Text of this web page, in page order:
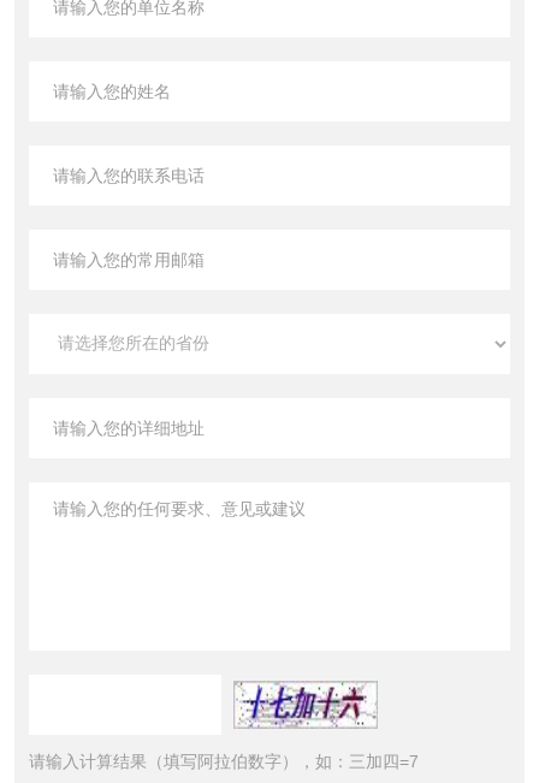
请输入计算结果（填写阿拉伯数字），如：三加四=7